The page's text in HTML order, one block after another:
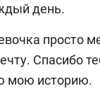
день.
просто
Спасибо
мою историю.